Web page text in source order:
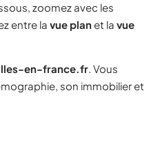
zoomez avec les
entre la vue planet la vue
en-france.fr. Vous
son immobilier et